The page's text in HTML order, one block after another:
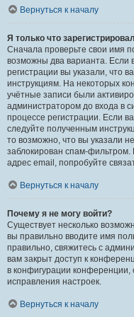
Вернуться к началу
Я только что
Сначала проверьте свои имя
возможны два варианта. Если
регистрации вы указали, что
инструкциям. На некоторых
учётные записи были
администратором до входа в
процессе регистрации. Если
следуйте полученным
то возможно, что вы указали
заблокирован спам-
адрес email, попробуйте
Вернуться к началу
Почему я не могу войти?
Существует несколько
вы правильно вводите имя
правильно, свяжитесь с
вам закрыт доступ к
в конфигурации конференции,
исправления настроек.
Вернуться к началу